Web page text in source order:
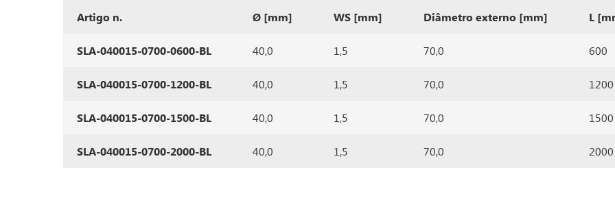
Artigo n. Ø [mm] WS [mm] Diâmetro externo [mm] L
SLA-040015-0700-0600-BL 40,0 1,5 70,0 600
SLA-040015-0700-1200-BL 40,0 1,5 70,0 1200
SLA-040015-0700-1500-BL 40,0 1,5 70,0 1500
SLA-040015-0700-2000-BL 40,0 1,5 70,0 2000